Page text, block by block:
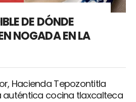
DE DÓNDE
NOGADA EN LA
Hacienda Tepozontitla
auténtica cocina tlaxcalteca